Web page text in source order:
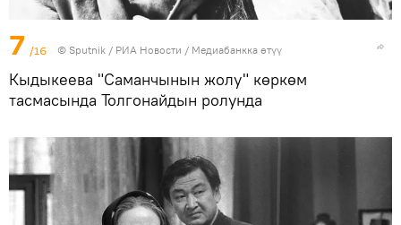
7 /16 © Sputnik / РИА Новости / Медиабанкка өтүү
Кыдыкеева "Саманчынын жолу" көркөм
тасмасында Толгонайдын ролунда